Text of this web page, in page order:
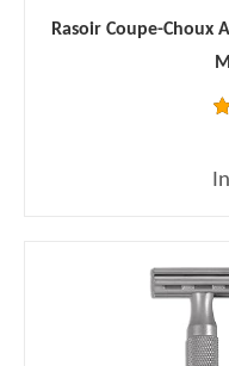
Rasoir Coupe-Choux